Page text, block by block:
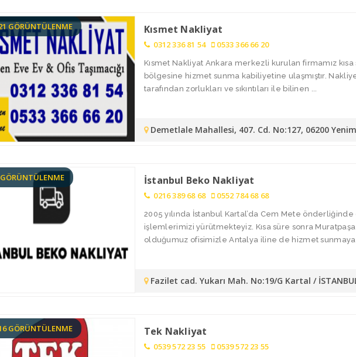
GÖRÜNTÜLENME Kısmet Nakliyat
0312 336 81 54 0533 366 66 20
Kısmet Nakliyat Ankara merkezli kurulan firmamız
bölgesine hizmet sunma kabiliyetine ulaşmıştır.
tarafından zorlukları ve sıkıntıları ile bilinen ...
Demetlale Mahallesi, 407. Cd. No:127, 06200
İstanbul Beko Nakliyat
0216 389 68 68 0552 784 68 68
2005 yılında İstanbul Kartal’da Cem Mete
işlemlerimizi yürütmekteyiz. Kısa süre sonra
olduğumuz ofisimizle Antalya iline de hizmet sunmaya
Fazilet cad. Yukarı Mah. No:19/G Kartal /
GÖRÜNTÜLENME Tek Nakliyat
0539 572 23 55 0539 572 23 55